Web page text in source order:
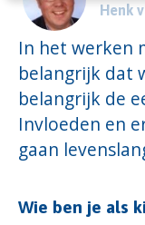
Henk
In het werken
belangrijk dat
belangrijk de
Invloeden en
gaan
Wie ben je als